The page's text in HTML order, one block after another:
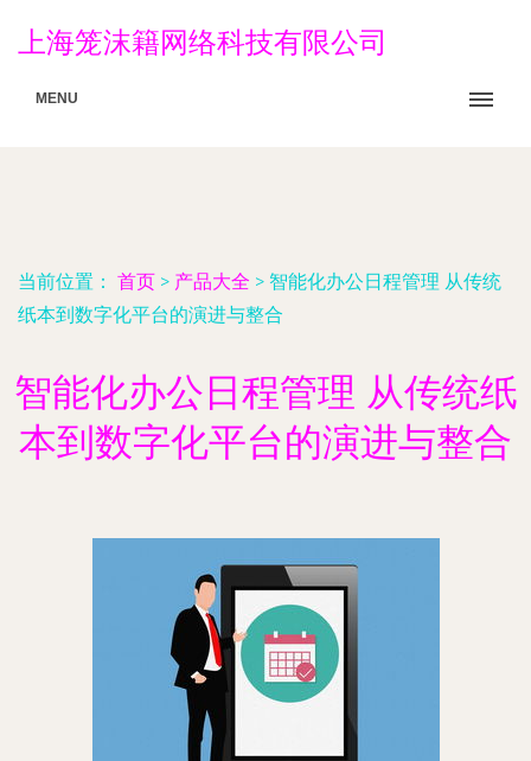
上海笼沫籍网络科技有限公司
MENU
当前位置： 首页 > 产品大全 > 智能化办公日程管理 从传统
纸本到数字化平台的演进与整合
智能化办公日程管理 从传统纸
本到数字化平台的演进与整合